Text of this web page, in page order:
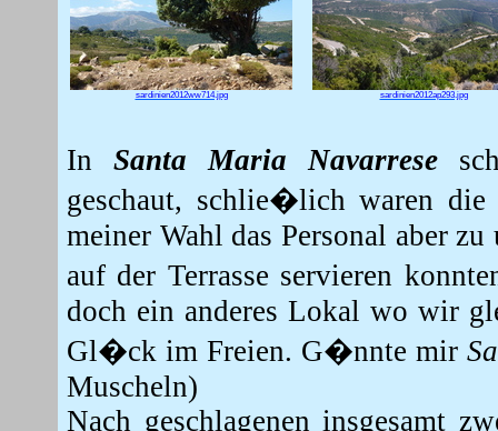
sardinien2012ww714.jpg sardinien2012ap293.jpg
InSanta Maria Navarrese
geschaut, schlie�lich waren
meiner Wahl das Personal aber
auf der Terrasse servieren
doch ein anderes Lokal wo wir
Gl�ck im Freien. G�nnte mir
Muscheln)
Nach geschlagenen insgesamt